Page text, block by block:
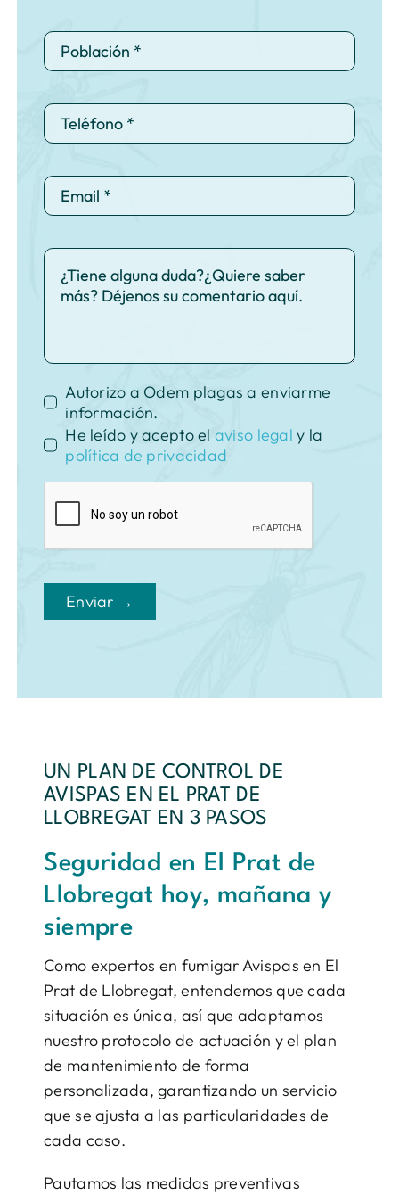
Autorizo a Odem plagas a enviarme
información.
He leído y acepto el aviso legal y la
política de privacidad
Enviar →
UN PLAN DE CONTROL DE
AVISPAS EN EL PRAT DE
LLOBREGAT EN 3 PASOS
Seguridad en El Prat de
Llobregat hoy, mañana y
siempre
Como expertos en fumigar Avispas en El
Prat de Llobregat, entendemos que cada
situación es única, así que adaptamos
nuestro protocolo de actuación y el plan
de mantenimiento de forma
personalizada, garantizando un servicio
que se ajusta a las particularidades de
cada caso.
Pautamos las medidas preventivas